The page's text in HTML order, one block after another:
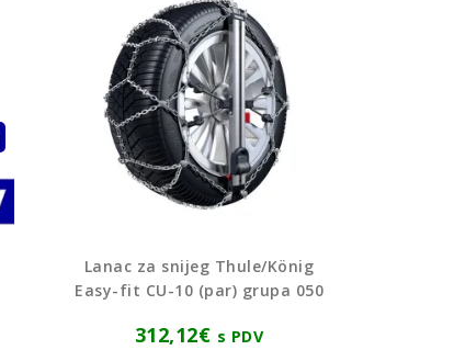
Lanac za snijeg Thule/König
Easy-fit CU-10 (par) grupa 050
312,12€ s PDV